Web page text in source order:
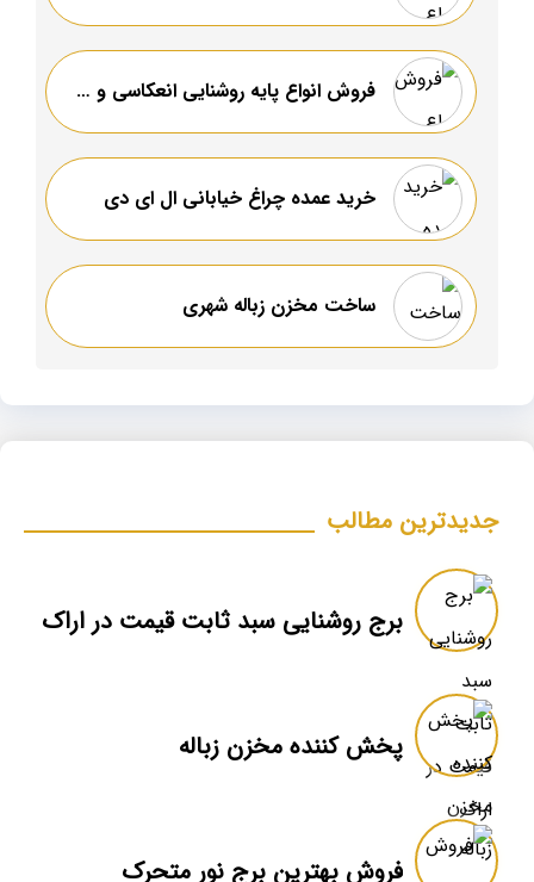
فروش انواع پایه روشنایی انعکاسی و مخزن زباله
خرید عمده چراغ خیابانی ال ای دی
ساخت مخزن زباله شهری
جدیدترین مطالب
برج روشنایی سبد ثابت قیمت در اراک
پخش کننده مخزن زباله
فروش بهترین برج نور متحرک